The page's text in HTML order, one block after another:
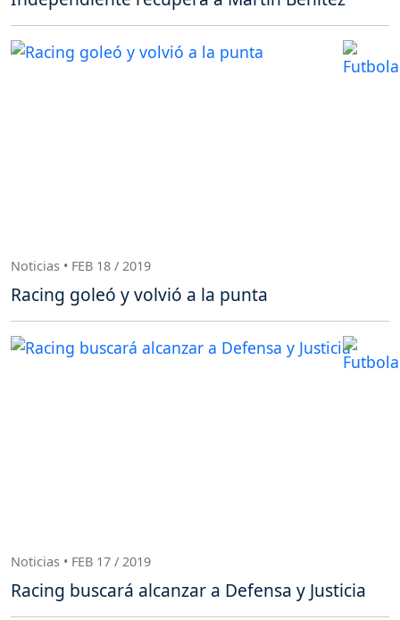
Noticias • FEB 18 / 2019
Racing goleó y volvió a la punta
Noticias • FEB 17 / 2019
Racing buscará alcanzar a Defensa y Justicia